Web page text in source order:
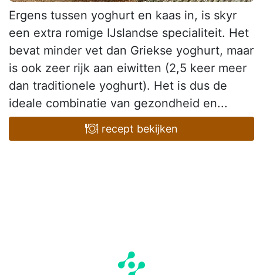
Ergens tussen yoghurt en kaas in, is skyr
een extra romige IJslandse specialiteit. Het
bevat minder vet dan Griekse yoghurt, maar
is ook zeer rijk aan eiwitten (2,5 keer meer
dan traditionele yoghurt). Het is dus de
ideale combinatie van gezondheid en...
recept bekijken